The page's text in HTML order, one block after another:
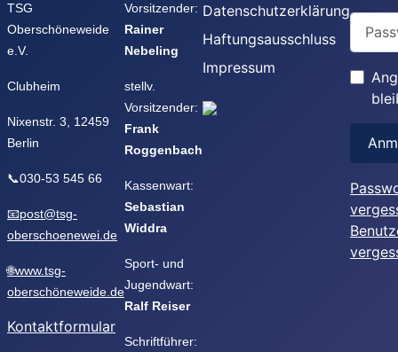
TSG
Oberschöneweide
e.V.
Clubheim
Nixenstr. 3, 12459
Berlin
📞030-53 545 66
📧post@tsg-
oberschoenewei.de
🌐www.tsg-
oberschöneweide.de
Kontaktformular
Vorsitzender:
Rainer
Nebeling
stellv.
Vorsitzender:
Frank
Roggenbach
Kassenwart:
Sebastian
Widdra
Sport- und
Jugendwart:
Ralf Reiser
Schriftführer:
Datenschutzerklärung
Haftungsausschluss
Impressum